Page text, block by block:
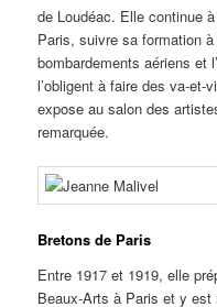
de Loudéac. Elle continue
Paris, suivre sa formation
bombardements aériens et
l’obligent à faire des va-et-
expose au salon des
remarquée.
Bretons de Paris
Entre 1917 et 1919, elle
Beaux-Arts à Paris et y